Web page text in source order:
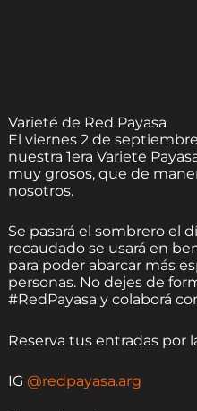
Varieté de Red Payasa
El viernes 2 de
nuestra 1era Variete
muy grosos, que de
nosotros.
Se pasará el sombrero el
recaudado se usará en
para poder abarcar más
personas. No dejes de
#RedPayasa y colaborá
Reserva tus entradas por
IG @redpayasa.arg